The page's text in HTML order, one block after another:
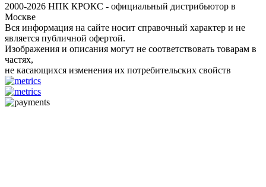
2000-2026 НПК КРОКС - официальный дистрибьютор в
Москве
Вся информация на сайте носит справочный характер и не
является публичной офертой.
Изображения и описания могут не соответствовать товарам в
частях,
не касающихся изменения их потребительских свойств